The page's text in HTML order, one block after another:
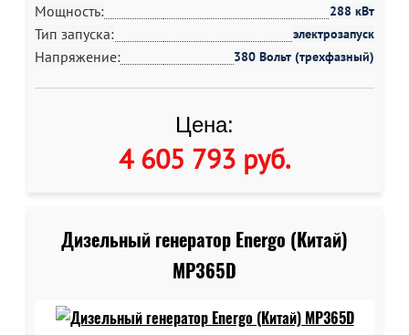
Мощность:
288 кВт
Тип запуска: электрозапуск
Напряжение: 380 Вольт (трехфазный)
Цена:
4 605 793 руб.
Дизельный генератор Energo (Китай)
MP365D